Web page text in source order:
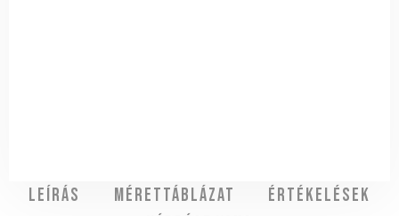
Leírás Mérettáblázat
Értékelések